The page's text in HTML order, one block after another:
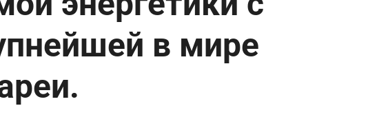
в мире